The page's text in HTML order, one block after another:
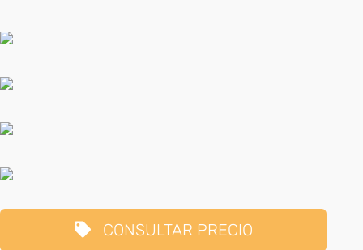
CONSULTAR PRECIO